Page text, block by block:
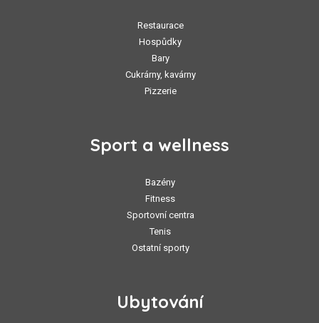
Restaurace
Hospůdky
Bary
Cukrárny, kavárny
Pizzerie
Sport a wellness
Bazény
Fitness
Sportovní centra
Tenis
Ostatní sporty
Ubytování